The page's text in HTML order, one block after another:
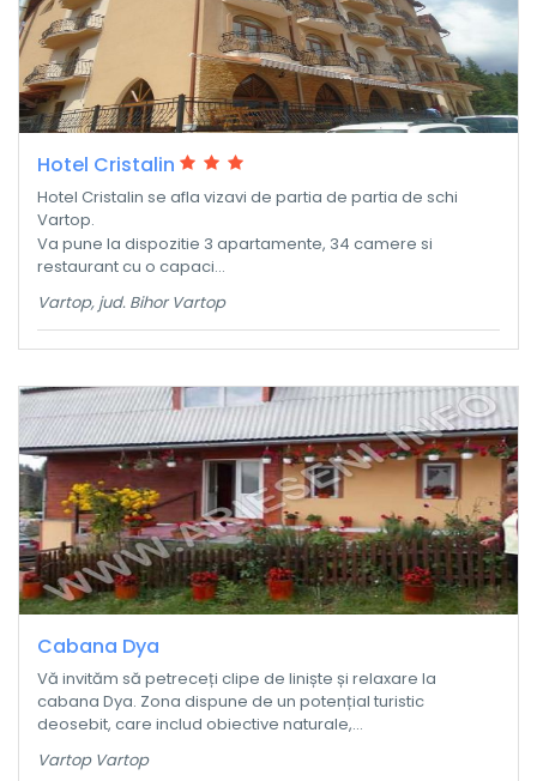
Hotel Cristalin
Vartop, jud. Bihor Vartop
Hotel Cristalin se afla vizavi de partia de partia de schi
Vartop.
Va pune la dispozitie 3 apartamente, 34 camere si
restaurant cu o capaci...
Cabana Dya
Vartop Vartop
Vă invităm să petreceți clipe de liniște și relaxare la
cabana Dya. Zona dispune de un potențial turistic
deosebit, care includ obiective naturale,...